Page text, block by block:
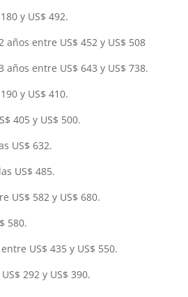
y US$ 492.
años entre US$ 452 y US$ 508
años entre US$ 643 y US$ 738.
y US$ 410.
405 y US$ 500.
US$ 632.
US$ 485.
US$ 582 y US$ 680.
580.
US$ 435 y US$ 550.
292 y US$ 390.